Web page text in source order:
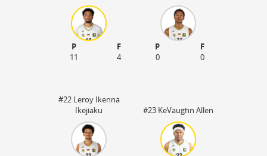
P
F
11
4
P
F
0
0
#22 Leroy Ikenna
Ikejiaku
#23 KeVaughn Allen